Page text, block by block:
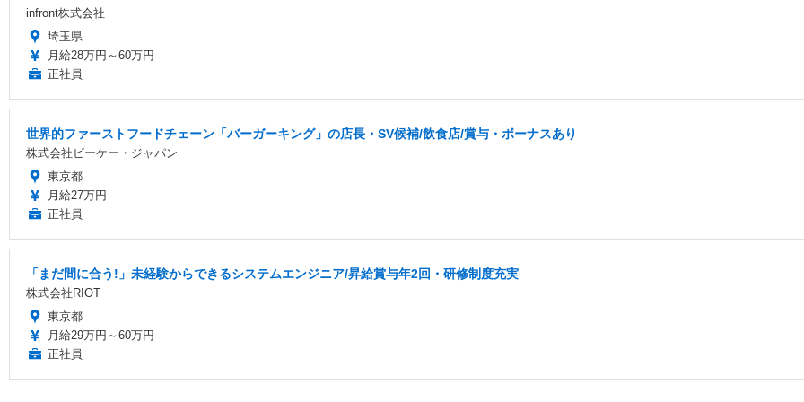
infront株式会社
埼玉県
月給28万円～60万円
正社員
世界的ファーストフードチェーン「バーガーキング」の店長・SV候補/飲食店/賞与・ボーナスあり
株式会社ビーケー・ジャパン
東京都
月給27万円
正社員
「まだ間に合う!」未経験からできるシステムエンジニア/昇給賞与年2回・研修制度充実
株式会社RIOT
東京都
月給29万円～60万円
正社員